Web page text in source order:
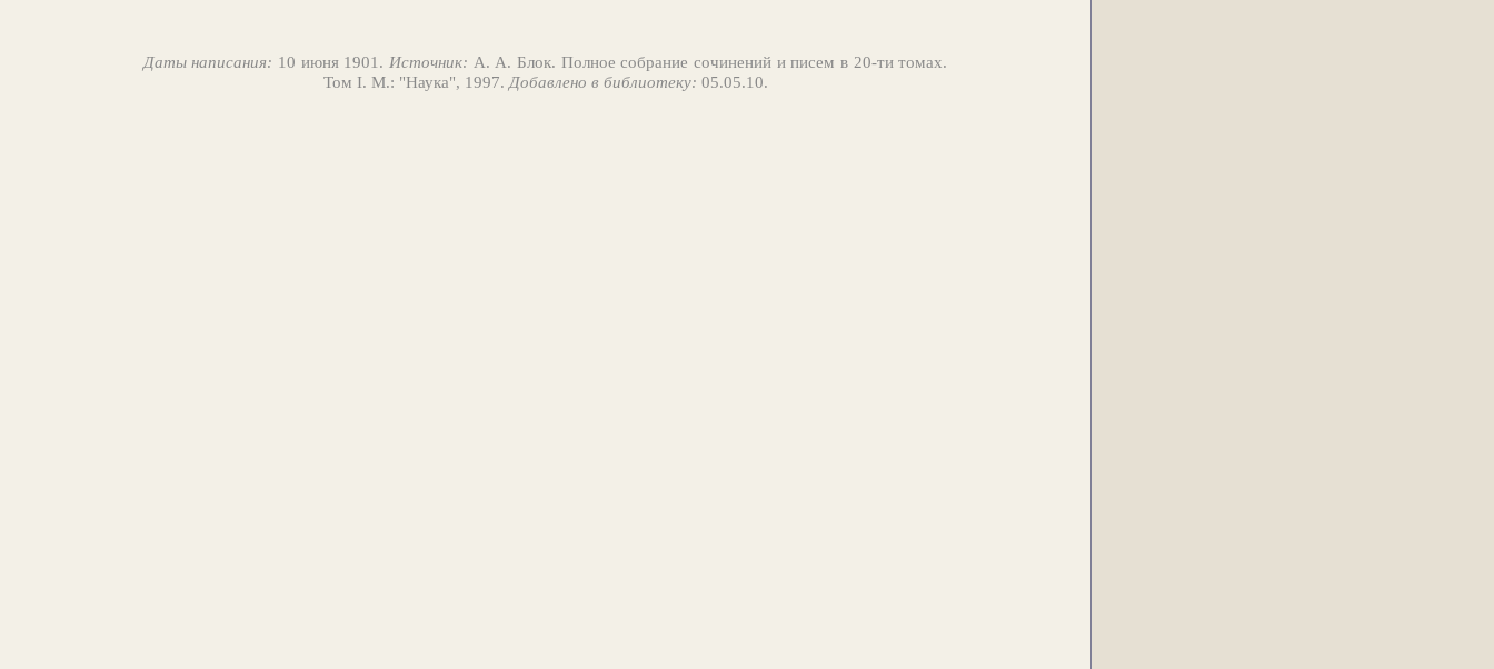
Даты написания: 10 июня 1901.Источник: А. А. Блок. Полное собрание сочинений и писем в 20-ти томах.
Том I. М.: "Наука", 1997.Добавлено в библиотеку: 05.05.10.